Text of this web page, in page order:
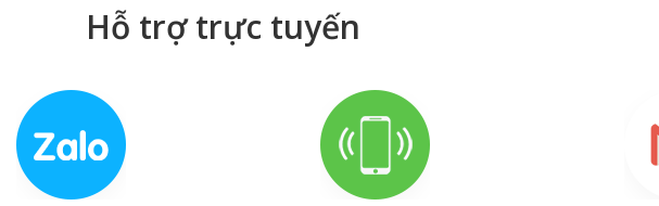
Hỗ trợ trực tuyến